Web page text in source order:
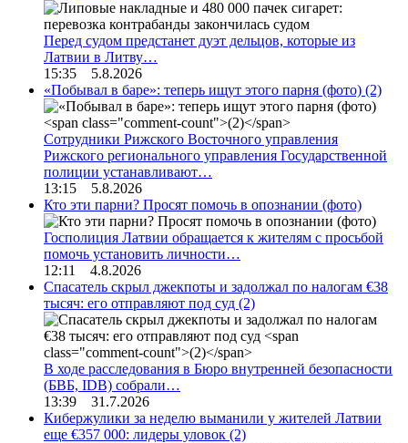
Перед судом предстанет дуэт дельцов, которые из
Латвии в Литву…
15:35 5.8.2026
«Побывал в баре»: теперь ищут этого парня (фото) (2)
Сотрудники Рижского Восточного управления
Рижского регионального управления Государственной
полиции устанавливают…
13:15 5.8.2026
Кто эти парни? Просят помочь в опознании (фото)
Госполиция Латвии обращается к жителям с просьбой
помочь установить личности…
12:11 4.8.2026
Спасатель скрыл джекпоты и задолжал по налогам €38
тысяч: его отправляют под суд (2)
В ходе расследования в Бюро внутренней безопасности
(БВБ, IDB) собрали…
13:39 31.7.2026
Кибержулики за неделю выманили у жителей Латвии
еще €357 000: лидеры уловок (2)